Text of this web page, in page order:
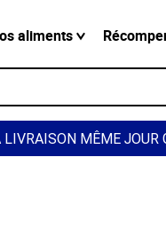
aliments
LIVRAISON MÊME JOUR